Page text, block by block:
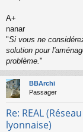
o
l
u
A+
nanar
"Si vous ne
solution pour
problème. "
BBArchi
Passager
Re: REAL
lyonnaise)